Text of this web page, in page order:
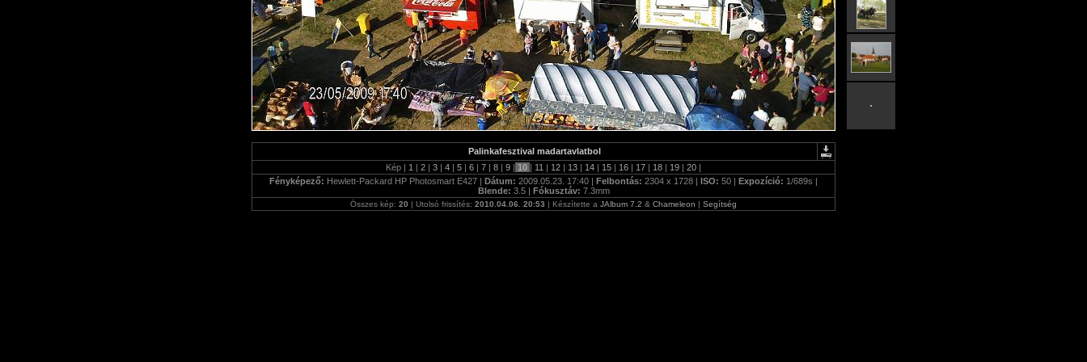
Palinkafesztival madartavlatbol
Kép | 1 | 2 | 3 | 4 | 5 | 6 | 7 | 8 | 9 | 10 | 11 | 12 | 13 | 14 | 15 | 16 | 17 | 18 | 19 | 20 |
Fényképező: Hewlett-Packard HP Photosmart E427 | Dátum: 2009.05.23. 17:40 | Felbontás: 2304 x 1728 | ISO: 50 | Expozíció: 1/689s |
Blende: 3.5 | Fókusztáv: 7.3mm
Összes kép: 20 | Utolsó frissítés: 2010.04.06. 20:53 | Készítette a JAlbum 7.2 & Chameleon | Segítség